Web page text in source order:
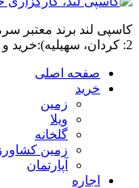
2: کردان، سهیلیه):خرید و فروش ،رهن و اجاره
صفحه اصلی
خرید
زمین
ویلا
گلخانه
زمین
آپارتمان
اجاره